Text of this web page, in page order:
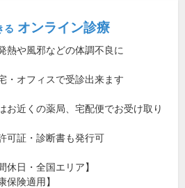
る オンライン診療
熱や風邪などの体調不良に
・オフィスで受診出来ます
お近くの薬局、宅配便でお受け取り
可証・診断書も発行可
休日・全国エリア】
保険適用】